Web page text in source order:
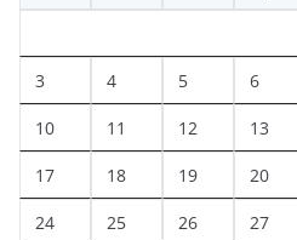
3 4 5 6
10 11 12 13
17 18 19 20
24 25 26 27